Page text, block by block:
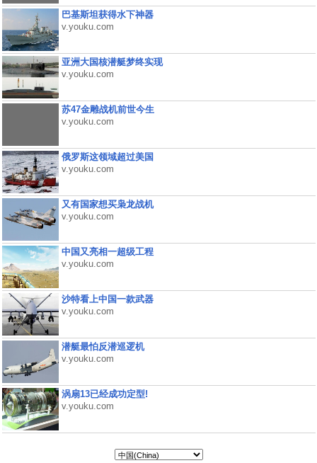
巴基斯坦获得水下神器
v.youku.com
亚洲大国核潜艇梦终实现
v.youku.com
苏47金雕战机前世今生
v.youku.com
俄罗斯这领域超过美国
v.youku.com
又有国家想买枭龙战机
v.youku.com
中国又亮相一超级工程
v.youku.com
沙特看上中国一款武器
v.youku.com
潜艇最怕反潜巡逻机
v.youku.com
涡扇13已经成功定型!
v.youku.com